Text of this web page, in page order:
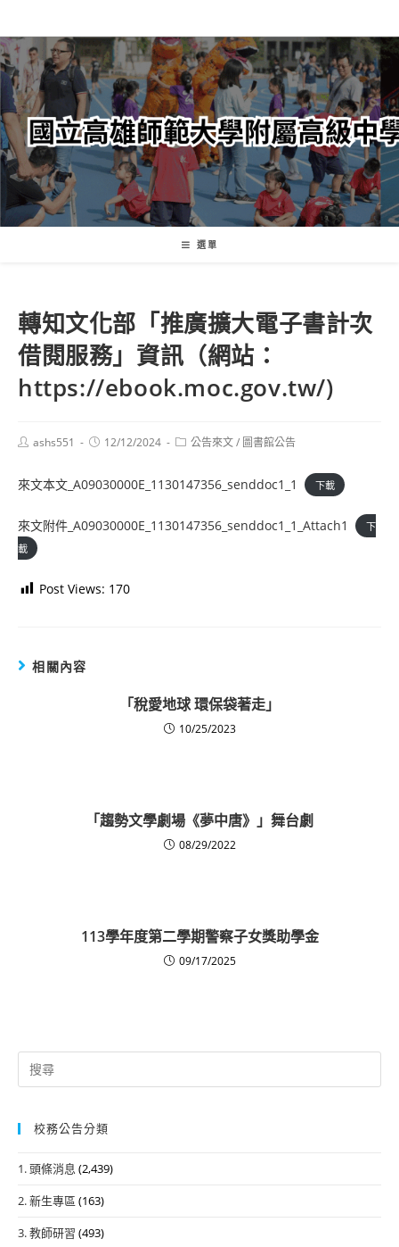
轉
至
主
內
容
選單
轉知文化部「推廣擴大電子書計次
借閱服務」資訊（網站：
https://ebook.moc.gov.tw/)
Postashs551
Post12/12/2024
Post公告來文/ 圖書館公告
來文本文_A09030000E_1130147356_senddoc1_1 下載
來文附件_A09030000E_1130147356_senddoc1_1_Attach1
下
載
Post Views: 170
相關內容
「稅愛地球 環保袋著走」
10/25/2023
「趨勢文學劇場《夢中唐》」舞台劇
08/29/2022
113學年度第二學期警察子女獎助學金
09/17/2025
Search
for:
校務公告分類
1. 頭條消息 (2,439)
2. 新生專區 (163)
3. 教師研習 (493)